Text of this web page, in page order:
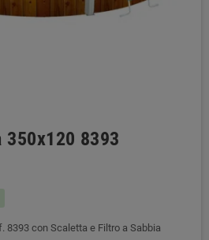
350x120 8393
8393 con Scaletta e Filtro a Sabbia